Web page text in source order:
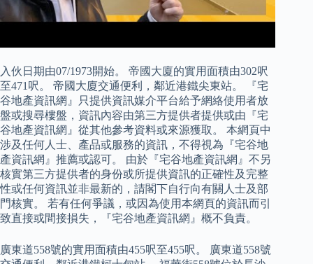
入伙日期由07/1973開始。 帝國大廈的實用面積由302呎
至471呎。 帝國大廈交通便利，鄰近港鐵尖東站。 『宅
谷地產資訊網』只提供資訊媒介平台給予網絡使用者放
盤或搜尋樓盤，資訊內容由第三方提供者提供或由『宅
谷地產資訊網』從其他參考資料或來源獲取。 本網頁中
涉及任何人士、產品或服務的資訊，不得視為『宅谷地
產資訊網』推薦或認可。 由於『宅谷地產資訊網』不另
核實第三方提供者的身份或所提供資訊的正確性及完整
性或任何資訊並非最新的，請閣下自行向有關人士及部
門核實。 若有任何爭議，或因為使用本網頁的資訊而引
致直接或間接損失，『宅谷地產資訊網』概不負責。
廣東道558號的實用面積由455呎至455呎。 廣東道558號